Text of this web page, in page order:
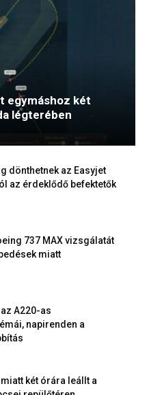
egymáshoz két
légterében
dönthetnek az Easyjet
az érdeklődő befektetők
737 MAX vizsgálatát
miatt
A220-as
napirenden a
két órára leállt a